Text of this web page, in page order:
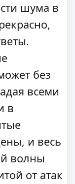
шума в
без
всеми
в
и весь
волны
от атак